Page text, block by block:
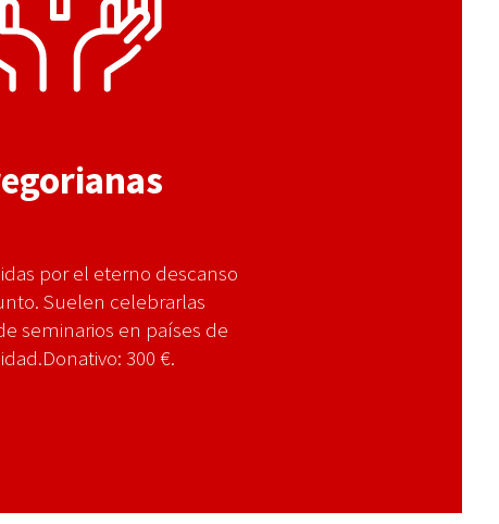
por el eterno descanso
Suelen celebrarlas
seminarios en países de
300 €.